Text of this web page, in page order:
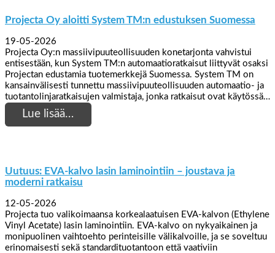
Projecta Oy aloitti System TM:n edustuksen Suomessa
19-05-2026
Projecta Oy:n massiivipuuteollisuuden konetarjonta vahvistui
entisestään, kun System TM:n automaatioratkaisut liittyvät osaksi
Projectan edustamia tuotemerkkejä Suomessa. System TM on
kansainvälisesti tunnettu massiivipuuteollisuuden automaatio- ja
tuotantolinjaratkaisujen valmistaja, jonka ratkaisut ovat käytössä…
Lue lisää…
Uutuus: EVA-kalvo lasin laminointiin – joustava ja
moderni ratkaisu
12-05-2026
Projecta tuo valikoimaansa korkealaatuisen EVA-kalvon (Ethylene
Vinyl Acetate) lasin laminointiin. EVA-kalvo on nykyaikainen ja
monipuolinen vaihtoehto perinteisille välikalvoille, ja se soveltuu
erinomaisesti sekä standardituotantoon että vaativiin